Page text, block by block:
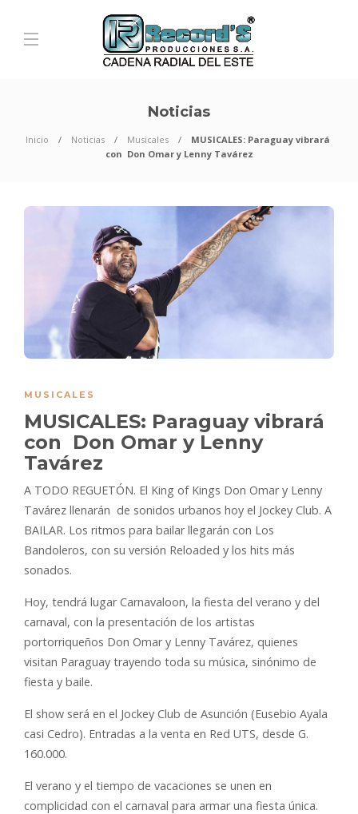
Noticias
Inicio Noticias Musicales
MUSICALES: Paraguay vibrará
con Don Omar y Lenny Tavárez
MUSICALES
MUSICALES: Paraguay vibrará
con Don Omar y Lenny
Tavárez
A TODO REGUETÓN. El King of Kings Don Omar y Lenny
Tavárez llenarán de sonidos urbanos hoy el Jockey Club. A
BAILAR. Los ritmos para bailar llegarán con Los
Bandoleros, con su versión Reloaded y los hits más
sonados.
Hoy, tendrá lugar Carnavaloon, la fiesta del verano y del
carnaval, con la presentación de los artistas
portorriqueños Don Omar y Lenny Tavárez, quienes
visitan Paraguay trayendo toda su música, sinónimo de
fiesta y baile.
El show será en el Jockey Club de Asunción (Eusebio Ayala
casi Cedro). Entradas a la venta en Red UTS, desde G.
160.000.
El verano y el tiempo de vacaciones se unen en
complicidad con el carnaval para armar una fiesta única.